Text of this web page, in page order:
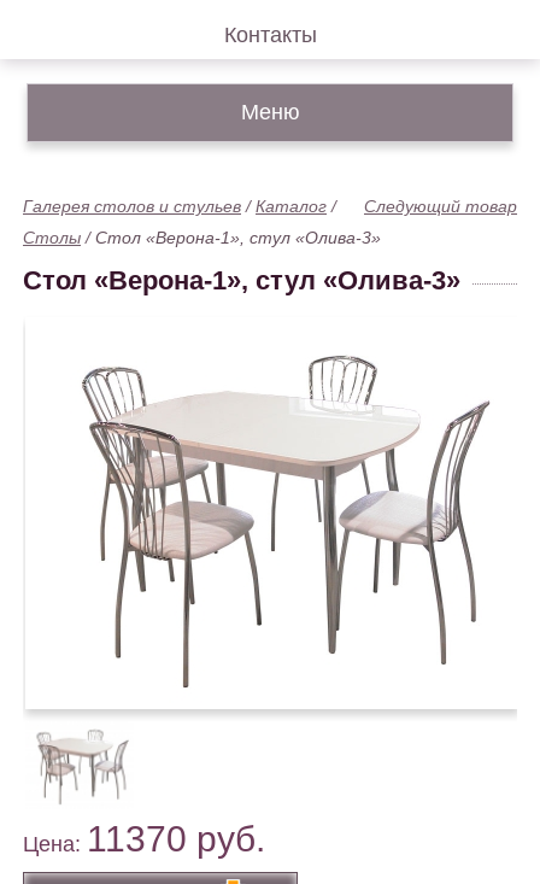
Контакты
Меню
Следующий товар
Галерея столов и стульев /Каталог /
Столы /Стол «Верона-1», стул «Олива-3»
Стол «Верона-1», стул «Олива-3»
Цена: 11370 руб.